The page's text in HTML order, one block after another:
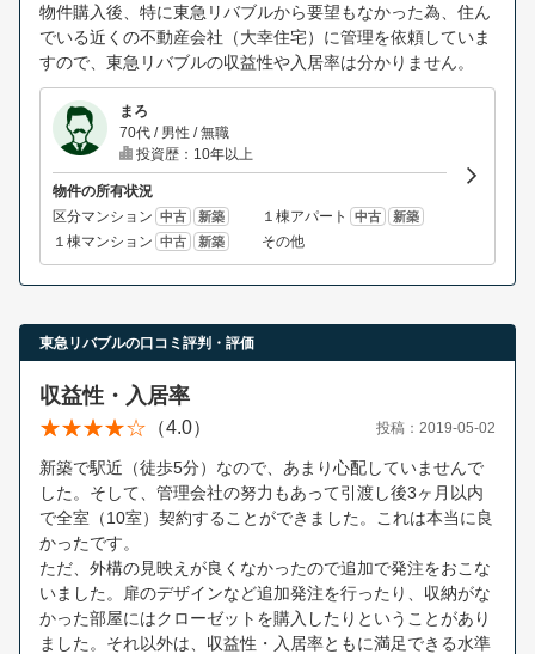
物件購入後、特に東急リバブルから要望もなかった為、住ん
でいる近くの不動産会社（大幸住宅）に管理を依頼していま
すので、東急リバブルの収益性や入居率は分かりません。
まろ
70代 / 男性 / 無職
投資歴：10年以上
物件の所有状況
区分マンション 中古 新築 １棟アパート 中古 新築
１棟マンション 中古 新築 その他
東急リバブルの口コミ評判・評価
収益性・入居率
（4.0） 投稿：2019-05-02
新築で駅近（徒歩5分）なので、あまり心配していませんで
した。そして、管理会社の努力もあって引渡し後3ヶ月以内
で全室（10室）契約することができました。これは本当に良
かったです。
ただ、外構の見映えが良くなかったので追加で発注をおこな
いました。扉のデザインなど追加発注を行ったり、収納がな
かった部屋にはクローゼットを購入したりということがあり
ました。それ以外は、収益性・入居率ともに満足できる水準